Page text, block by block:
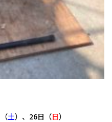
（土）、26日（日）